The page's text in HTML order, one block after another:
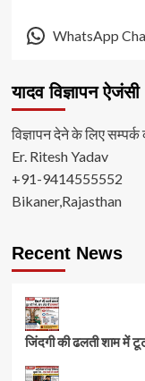
WhatsApp
यादव विज्ञापन ऐजंसी
विज्ञापन देने के लिए सम्पर्क
Er. Ritesh Yadav
+91-9414555552
Bikaner,Rajasthan
Recent News
जिंदगी की ढलती शाम में